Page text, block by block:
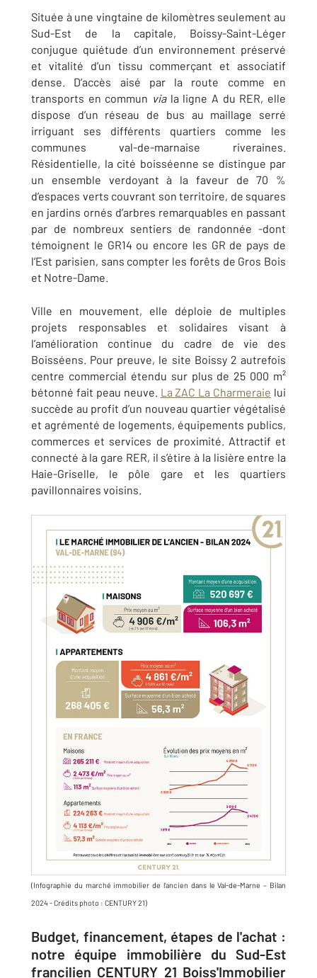
Située à une vingtaine de kilomètres seulement au
Sud-Est de la capitale, Boissy-Saint-Léger
conjugue quiétude d’un environnement préservé
et vitalité d’un tissu commerçant et associatif
dense. D’accès aisé par la route comme en
transports en commun viala ligne A du RER, elle
dispose d’un réseau de bus au maillage serré
irriguant ses différents quartiers comme les
communes val-de-marnaise riveraines.
Résidentielle, la cité boisséenne se distingue par
un ensemble verdoyant à la faveur de 70 %
d’espaces verts couvrant son territoire, de squares
en jardins ornés d’arbres remarquables en passant
par de nombreux sentiers de randonnée -dont
témoignent le GR14 ou encore les GR de pays de
l’Est parisien, sans compter les forêts de Gros Bois
et Notre-Dame.
Ville en mouvement, elle déploie de multiples
projets responsables et solidaires visant à
l’amélioration continue du cadre de vie des
Boisséens. Pour preuve, le site Boissy 2 autrefois
centre commercial étendu sur plus de 25 000 m²
bétonné fait peau neuve. La ZAC La Charmeraie lui
succède au profit d’un nouveau quartier végétalisé
et agrémenté de logements, équipements publics,
commerces et services de proximité. Attractif et
connecté à la gare RER, il s’étire à la lisière entre la
Haie-Griselle, le pôle gare et les quartiers
pavillonnaires voisins.
(Infographie du marché immobilier de l’ancien dans le Val-de-Marne – Bilan
2024 - Crédits photo : CENTURY 21)
Budget, financement, étapes de l'achat :
notre équipe immobilière du Sud-Est
francilien CENTURY 21 Boiss'Immobilier